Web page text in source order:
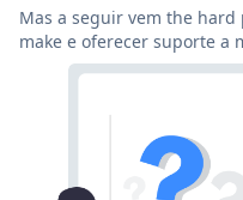
Mas a seguir vem the
make e oferecer suporte a